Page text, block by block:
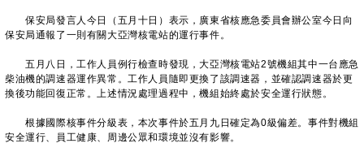
​保安局發言人今日（五月十日）表示，廣東省核應急委員會辦公室今日向
保安局通報了一則有關大亞灣核電站的運行事件。
五月八日，工作人員例行檢查時發現，大亞灣核電站2號機組其中一台應急
柴油機的調速器運作異常。工作人員隨即更換了該調速器，並確認調速器於更
換後功能回復正常。上述情況處理過程中，機組始終處於安全運行狀態。
根據國際核事件分級表，本次事件於五月九日確定為0級偏差。事件對機組
安全運行、員工健康、周邊公眾和環境並沒有影響。